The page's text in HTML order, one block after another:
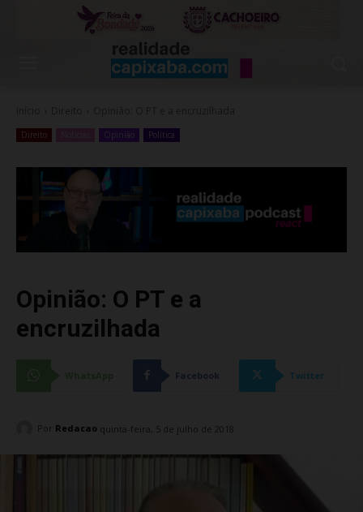
Direito Opinião Política
Opinião: O PT e a
encruzilhada
Facebook Twitter
Por Redacao quinta-feira, 5 de julho de 2018